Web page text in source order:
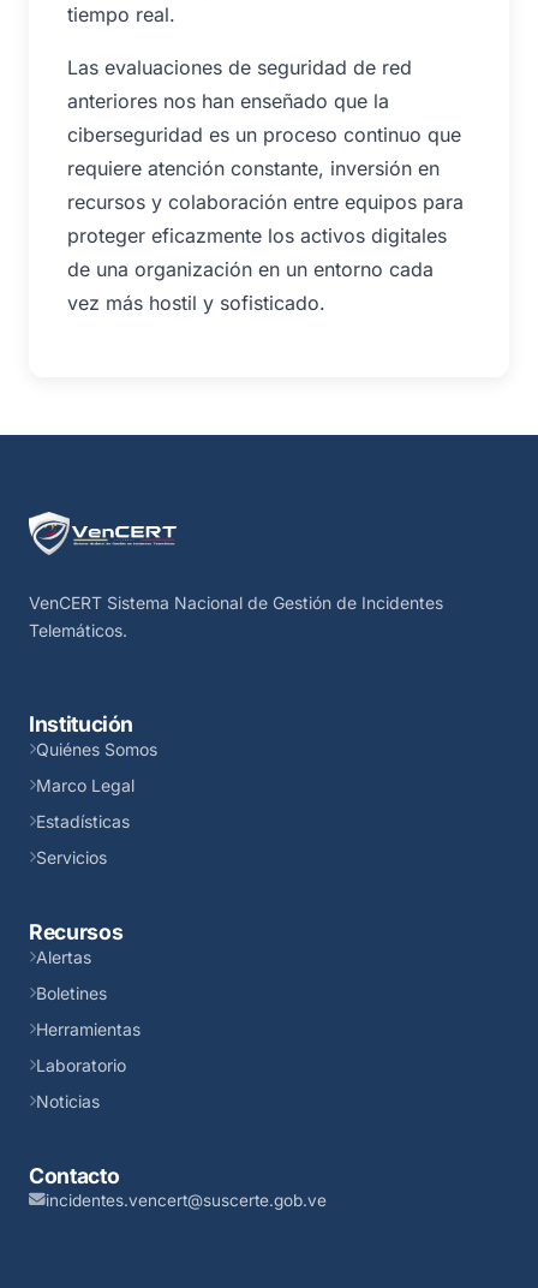
tiempo real.
Las evaluaciones de seguridad de red
anteriores nos han enseñado que la
ciberseguridad es un proceso continuo que
requiere atención constante, inversión en
recursos y colaboración entre equipos para
proteger eficazmente los activos digitales
de una organización en un entorno cada
vez más hostil y sofisticado.
VenCERT Sistema Nacional de Gestión de Incidentes
Telemáticos.
Institución
Quiénes Somos
Marco Legal
Estadísticas
Servicios
Recursos
Alertas
Boletines
Herramientas
Laboratorio
Noticias
Contacto
incidentes.vencert@suscerte.gob.ve